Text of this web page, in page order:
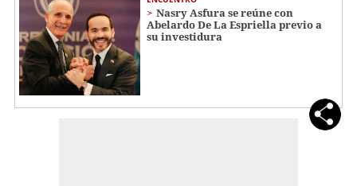
Nasry Asfura se reúne con
Abelardo De La Espriella previo a
su investidura